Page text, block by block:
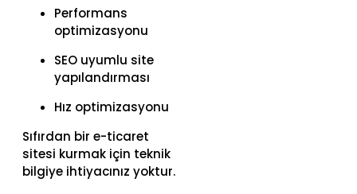
Performans
optimizasyonu
SEO uyumlu site
yapılandırması
Hız optimizasyonu
Sıfırdan bir e-ticaret
sitesi kurmak için teknik
bilgiye ihtiyacınız yoktur.